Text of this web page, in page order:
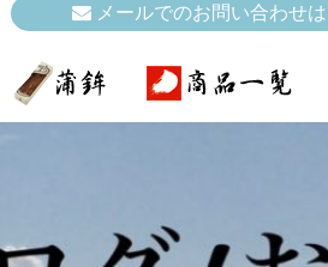
メールでのお問い合わせ